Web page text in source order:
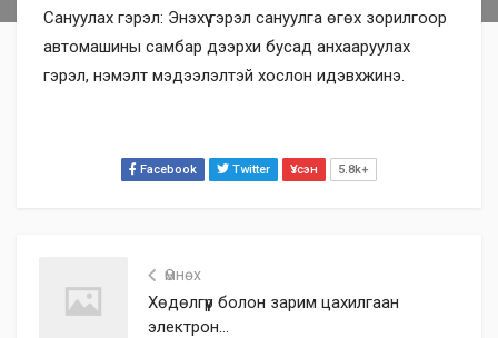
Сануулах гэрэл: Энэхүү гэрэл сануулга өгөх зорилгоор
автомашины самбар дээрхи бусад анхааруулах
гэрэл, нэмэлт мэдээлэлтэй хослон идэвхжинэ.
Facebook Twitter Үзсэн 5.8k+
Өмнөх
Хөдөлгүүр болон зарим цахилгаан
электрон...